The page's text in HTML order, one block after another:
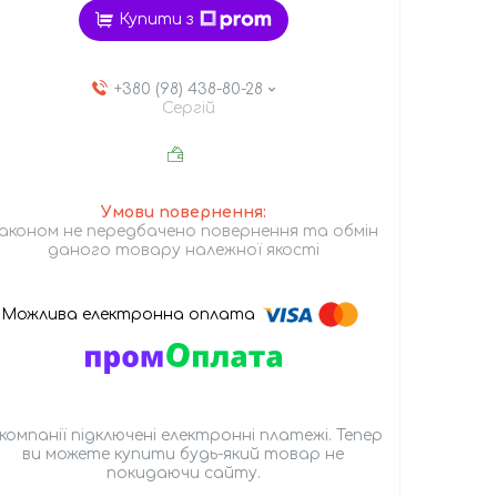
Купити з
+380 (98) 438-80-28
Сергій
не передбачено повернення та обмін
даного товару належної якості
підключені електронні платежі. Тепер
ви можете купити будь-який товар не
покидаючи сайту.